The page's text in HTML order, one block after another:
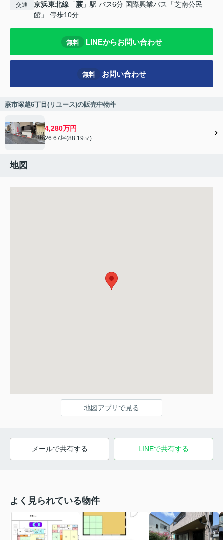
交通 京浜東北線 「蕨 」駅 バス6分 国際興業バス「芝南公民
館」 停歩10分
無料 LINEからお問い合わせ
無料 お問い合わせ
蕨市塚越6丁目(リユース)の販売中物件
4,280万円
26.67坪(88.19㎡)
地図
地図アプリで見る
メールで共有する LINEで共有する
よく見られている物件